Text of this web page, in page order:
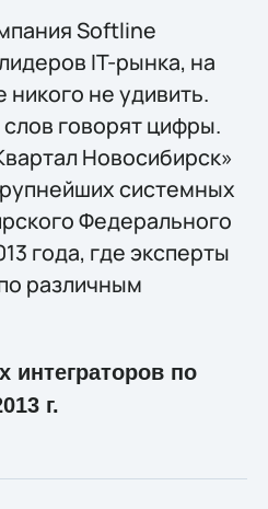
Softline
IT-рынка, на
не удивить.
говорят цифры.
Новосибирск»
системных
Федерального
года, где эксперты
различным
интеграторов по
г.